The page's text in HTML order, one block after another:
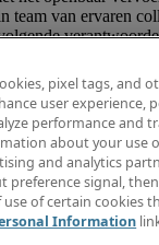
pixel tags, and
user experience,
performance and
about your use
and analytics
preference signal,
of certain cookies
Information